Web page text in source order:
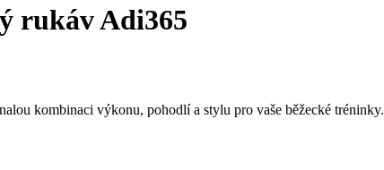
rukáv Adi365
kombinaci výkonu, pohodlí a stylu pro vaše běžecké tréninky.